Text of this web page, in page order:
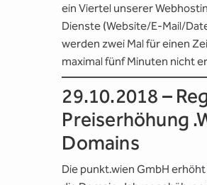
ein Viertel unserer
Dienste (Website/E-Mail/
werden zwei Mal für einen
maximal fünf Minuten nicht
29.10.2018 –
Preiserhöhung
Domains
Die punkt.wien GmbH